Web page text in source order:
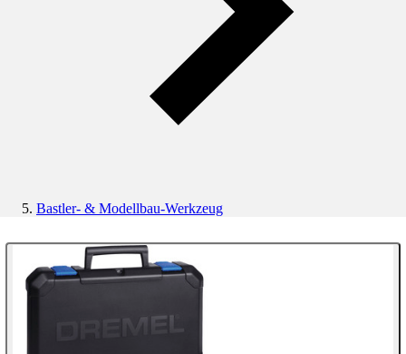
Bastler- & Modellbau-Werkzeug